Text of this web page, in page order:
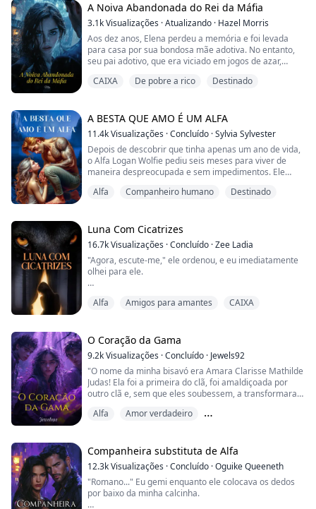
pedir o divórcio, ganhar a ação de divórcio e toda a
empresa de seu pai, ela entregou tudo ao amante,
arruinando a família, o que levou seu pai a ...
A Noiva Abandonada do Rei da Máfia
3.1kVisualizações ·Atualizando · Hazel Morris
Aos dez anos, Elena perdeu a memória e foi levada
para casa por sua bondosa mãe adotiva. No entanto,
seu pai adotivo, que era viciado em jogos de azar,
vendeu Elena para um gângster para pagar dívidas.
Elena pensou que finalmente teria uma família de
verdade, mas sua família de elite era fria. Sua mãe...
CAIXA De pobre a rico Destinado
A BESTA QUE AMO É UM ALFA
11.4kVisualizações ·Concluído ·Sylvia Sylvester
Depois de descobrir que tinha apenas um ano de vida,
o Alfa Logan Wolfie pediu seis meses para viver de
maneira despreocupada e sem impedimentos. Ele
antes de cumprir o desejo de sua mãe: dar-lhe um
"Você vai produzir um herdeiro antes que a maldição
tome conta..."
Essas são as palavras exatas...
Alfa Companheiro humano Destinado
Luna Com Cicatrizes
16.7kVisualizações ·Concluído ·Zee Ladia
"Agora, escute-me," ele ordenou, e eu imediatamente
olhei para ele.
eu faça com você, não quero ouvir um único ruído. Se
"Regra número dois, quando eu mandar você fazer
algo, você faz, ou então, eu vou te chicotear
repetidamente e garantir que você fique à beira da
mor...
Alfa Amigos para amantes CAIXA
O Coração da Gama
9.2kVisualizações ·Concluído · Jewels92
"O nome da minha bisavó era Amara Clarisse Mathilde
Judas! Ela foi a primeira do clã, foi amaldiçoada por
outro clã e, sem que eles soubessem, a transformaram
massacrá-los, até mesmo as crianças."
garantiu que seus filhos e os filhos deles pudessem se
tornar o que ela era. Mas acho que com mai...
Alfa
Amor verdadeiro
Companheira substituta de Alfa
12.3kVisualizações ·Concluído ·Oguike Queeneth
"Romano..." Eu gemi enquanto ele colocava os dedos
por baixo da minha calcinha.